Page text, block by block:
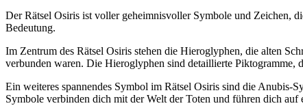
Der Rätsel Osiris ist voller geheimnisvoller Symbole und Zeichen,
Bedeutung.
Im Zentrum des Rätsel Osiris stehen die Hieroglyphen, die alten
verbunden waren. Die Hieroglyphen sind detaillierte Piktogramme,
Ein weiteres spannendes Symbol im Rätsel Osiris sind die Anubis-
Symbole verbinden dich mit der Welt der Toten und führen dich